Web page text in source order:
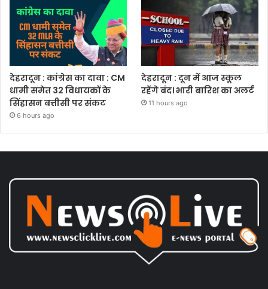
देहरादून : कांग्रेस का दावा : CM
धामी समेत 32 विधायकों के
सिंहासन बत्तीसी पर संकट
6 hours ago
देहरादून : दून में आज स्कूल
रहेंगे बंद। भारी बारिश का अलर्ट
11 hours ago